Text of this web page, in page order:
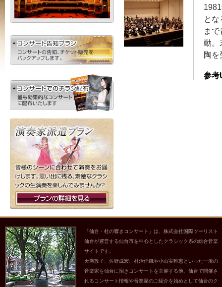
と
ま
動。
陶を
参考
「仙台・杜の響きコンサート」は、株式会社国際ツーリスト
仙台が運営する仙台市を中心としたクラシック系の総合音楽
サイトです。
天満敦子、佐野成宏、村治佳織や小山実稚恵といった一流の
音楽家を仙台に招きコンサートを主催する他、仙台で開催さ
れるコンサート情報や音楽家のご紹介を始めとして仙台のク